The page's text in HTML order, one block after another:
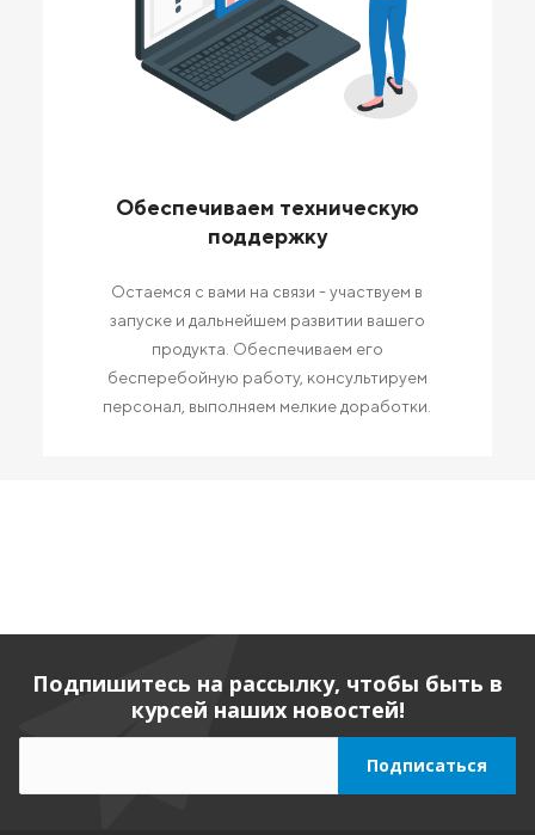
Обеспечиваем техническую
поддержку
Остаемся с вами на связи - участвуем в
запуске и дальнейшем развитии вашего
продукта. Обеспечиваем его
бесперебойную работу, консультируем
персонал, выполняем мелкие доработки.
Подпишитесь на рассылку, чтобы быть в
курсей наших новостей!